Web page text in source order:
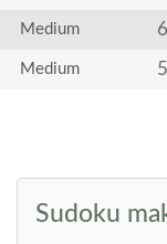
Medium
Medium
Sudoku